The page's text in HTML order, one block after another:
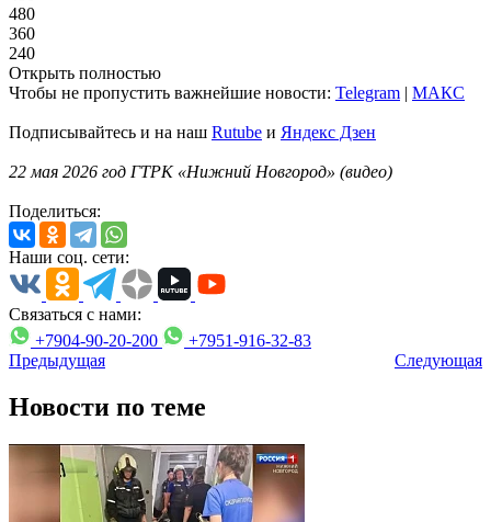
480
360
240
Открыть полностью
Чтобы не пропустить важнейшие новости: Telegram | MAКС
Подписывайтесь и на наш Rutube и Яндекс Дзен
22 мая 2026 год ГТРК «Нижний Новгород» (видео)
Поделиться:
Наши соц. сети:
Связаться с нами:
+7904-90-20-200
+7951-916-32-83
Предыдущая
Следующая
Новости по теме